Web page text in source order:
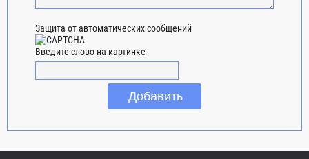
Защита от автоматических сообщений
Введите слово на картинке